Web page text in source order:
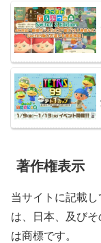
著作権表示
当サイトに記載
は、日本、及び
は商標です。